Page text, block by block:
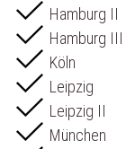
Hamburg II
Hamburg III
Köln
Leipzig
Leipzig II
München